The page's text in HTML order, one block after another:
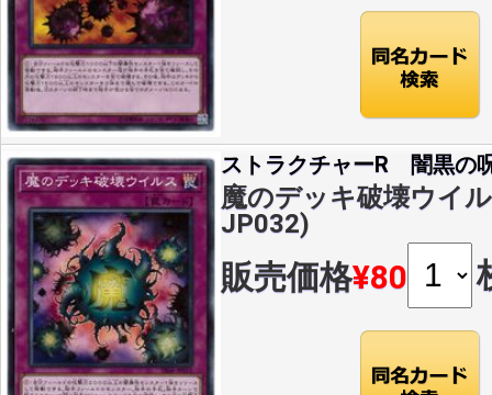
ストラクチャーR 闇黒の
魔のデッキ破壊ウイ
JP032)
販売価格¥80